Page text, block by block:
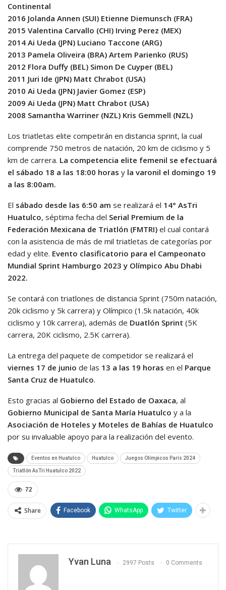
Continental
2016 Jolanda Annen (SUI) Etienne Diemunsch (FRA)
2015 Valentina Carvallo (CHI) Irving Perez (MEX)
2014 Ai Ueda (JPN) Luciano Taccone (ARG)
2013 Pamela Oliveira (BRA) Artem Parienko (RUS)
2012 Flora Duffy (BEL) Simon De Cuyper (BEL)
2011 Juri Ide (JPN) Matt Chrabot (USA)
2010 Ai Ueda (JPN) Javier Gomez (ESP)
2009 Ai Ueda (JPN) Matt Chrabot (USA)
2008 Samantha Warriner (NZL) Kris Gemmell (NZL)
Los triatletas elite competirán en distancia sprint, la cual
comprende 750 metros de natación, 20 km de ciclismo y 5
km de carrera. La competencia elite femenil se efectuará
el sábado 18 a las 18:00 horas y la varonil el domingo 19
a las 8:00am.
El sábado desde las 6:50 am se realizará el 14° AsTri
Huatulco, séptima fecha del Serial Premium de la
Federación Mexicana de Triatlón (FMTRI) el cual contará
con la asistencia de más de mil triatletas de categorías por
edad y elite. Evento clasificatorio para el Campeonato
Mundial Sprint Hamburgo 2023 y Olímpico Abu Dhabi
2022.
Se contará con triatlones de distancia Sprint (750m natación,
20k ciclismo y 5k carrera) y Olímpico (1.5k natación, 40k
ciclismo y 10k carrera), además de Duatlón Sprint (5K
carrera, 20K ciclismo, 2.5K carrera).
La entrega del paquete de competidor se realizará el
viernes 17 de junio de las 13 a las 19 horas en el Parque
Santa Cruz de Huatulco.
Esto gracias al Gobierno del Estado de Oaxaca, al
Gobierno Municipal de Santa María Huatulco y a la
Asociación de Hoteles y Moteles de Bahías de Huatulco
por su invaluable apoyo para la realización del evento.
Eventos en Huatulco Huatulco Juegos Olímpicos París 2024
Triatlón AsTri Huatulco 2022
72
Share Facebook WhatsApp Twitter
Yvan Luna 2997 Posts 0 Comments